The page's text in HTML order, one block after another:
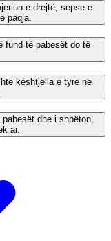
e drejtë, sepse e
paqja.
fund të pabesët do të
kështjella e tyre në
dhe i shpëton,
ai.